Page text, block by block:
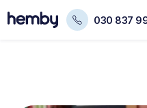
030 837